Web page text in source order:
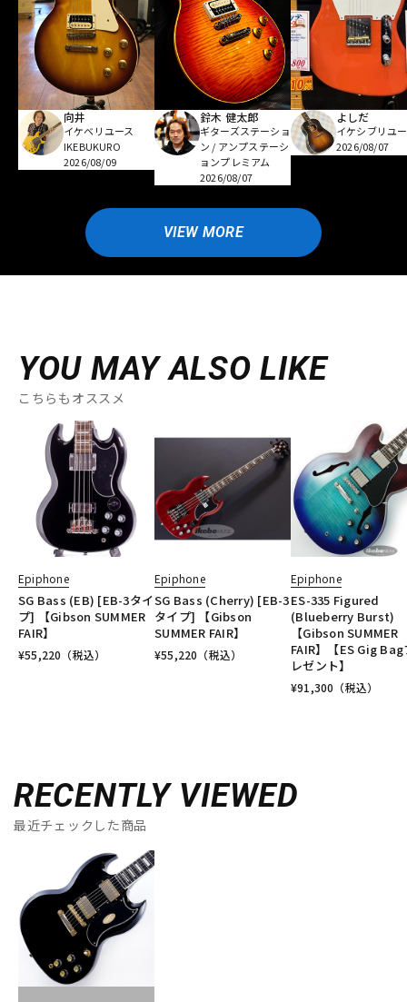
向井
イケベリユース
IKEBUKURO
2026/08/09
鈴木 健太郎
ギターズステーショ
ン / アンプステーシ
ョンプレミアム
2026/08/07
よしだ
イケシブリユ
2026/08/07
VIEW MORE
YOU MAY ALSO LIKE
こちらもオススメ
Epiphone
SG Bass (EB) [EB-3タイ
プ] 【Gibson SUMMER
FAIR】
¥55,220 （税込）
Epiphone
SG Bass (Cherry) [EB-3
タイプ] 【Gibson
SUMMER FAIR】
¥55,220 （税込）
Epiphone
ES-335 Figured
(Blueberry Burst)
【Gibson SUMMER
FAIR】【ES Gig Bag
レゼント】
¥91,300 （税込）
RECENTLY VIEWED
最近チェックした商品